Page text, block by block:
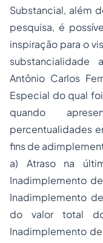
Substancial, além
pesquisa, é
inspiração para o
Antônio Carlos
Especial do qual
quando
percentualidades
fins de
a) Atraso na
Inadimplemento
Inadimplemento
do valor total
Inadimplemento